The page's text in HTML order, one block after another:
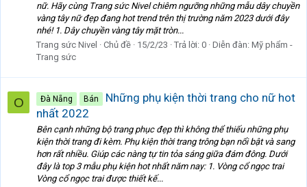
nữ. Hãy cùng Trang sức Nivel chiêm ngưỡng những mẫu dây chuyền
vàng tây nữ đẹp đang hot trend trên thị trường năm 2023 dưới đây
nhé! 1. Dây chuyền vàng tây mặt tròn...
Trang sức Nivel
Chủ đề 15/2/23 Trả lời: 0 Diễn đàn: Mỹ phẩm -
Trang sức
O Đà Nẵng Bán
Những phụ kiện thời trang cho nữ hot
nhất 2022
Bên cạnh những bộ trang phục đẹp thì không thể thiếu những phụ
kiện thời trang đi kèm. Phụ kiện thời trang trông bạn nổi bật và sang
hơn rất nhiều. Giúp các nàng tự tin tỏa sáng giữa đám đông. Dưới
đây là top 3 mẫu phụ kiện hot nhất năm nay: 1. Vòng cổ ngọc trai
Vòng cổ ngọc trai được thiết kế...